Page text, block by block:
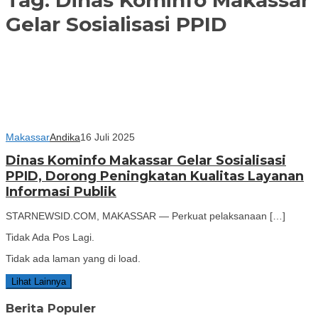
Gelar Sosialisasi PPID
MakassarAndika16 Juli 2025
Dinas Kominfo Makassar Gelar Sosialisasi
PPID, Dorong Peningkatan Kualitas Layanan
Informasi Publik
STARNEWSID.COM, MAKASSAR — Perkuat pelaksanaan […]
Tidak Ada Pos Lagi.
Tidak ada laman yang di load.
Lihat Lainnya
Berita Populer